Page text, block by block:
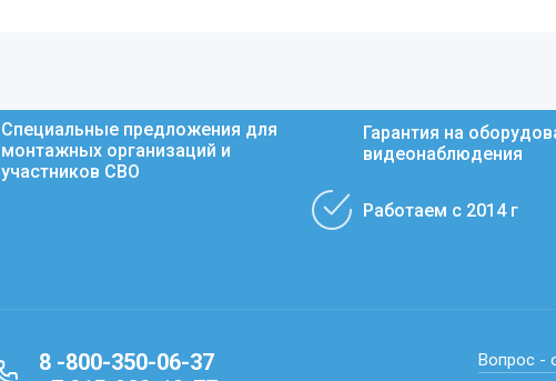
Специальные предложения для
монтажных организаций и
участников СВО
Гарантия на
видеонаблюдения
Работаем с 2014 г
8 -800-350-06-37
Вопрос -